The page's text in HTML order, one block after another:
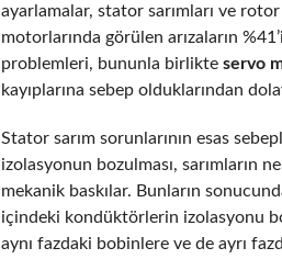
ayarlamalar, stator sarımları ve
motorlarında görülen arızaların
problemleri, bununla birlikte servo
kayıplarına sebep olduklarından
Stator sarım sorunlarının esas
izolasyonun bozulması, sarımların
mekanik baskılar. Bunların
içindeki kondüktörlerin izolasyonu
aynı fazdaki bobinlere ve de ayrı